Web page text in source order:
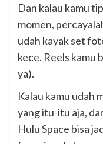
Dan kalau kamu
momen,
udah kayak set
kece. Reels kamu
ya).
Kalau kamu udah
yang itu-itu aja,
Hulu Space bisa